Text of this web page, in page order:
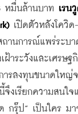
หมื่นล้านบาท เรน
เปิดตัวหลังโควิด
ถานการณ์แพร่ระบ
าระวังและเศรษฐ
ารลงทุนขนาดใหญ่
จึงเรียกความสนใ
กรุ๊ป” เป็นใคร ม